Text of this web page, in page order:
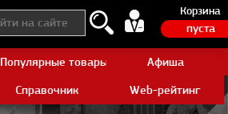
Корзина
пуста
Популярные товары AliexpressАфиша
Справочник
Web-рейтинг